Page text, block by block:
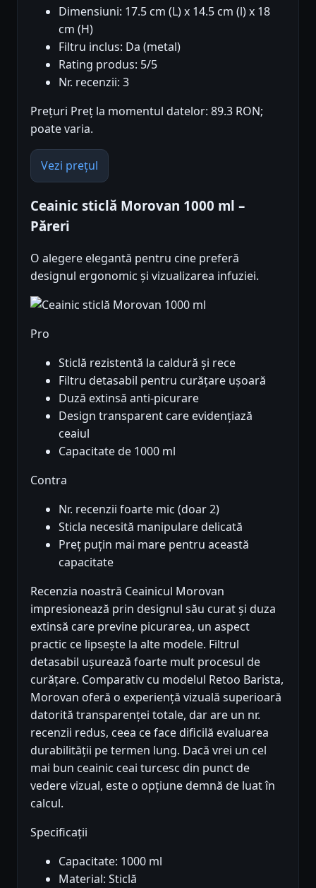
Dimensiuni: 17.5 cm (L) x 14.5 cm (l) x 18
cm (H)
Filtru inclus: Da (metal)
Rating produs: 5/5
Nr. recenzii: 3
Prețuri Preț la momentul datelor: 89.3 RON;
poate varia.
Vezi prețul
Ceainic sticlă Morovan 1000 ml –
Păreri
O alegere elegantă pentru cine preferă
designul ergonomic și vizualizarea infuziei.
Pro
Sticlă rezistentă la caldură și rece
Filtru detasabil pentru curățare ușoară
Duză extinsă anti-picurare
Design transparent care evidențiază
ceaiul
Capacitate de 1000 ml
Contra
Nr. recenzii foarte mic (doar 2)
Sticla necesită manipulare delicată
Preț puțin mai mare pentru această
capacitate
Recenzia noastră Ceainicul Morovan
impresionează prin designul său curat și duza
extinsă care previne picurarea, un aspect
practic ce lipsește la alte modele. Filtrul
detasabil ușurează foarte mult procesul de
curățare. Comparativ cu modelul Retoo Barista,
Morovan oferă o experiență vizuală superioară
datorită transparenței totale, dar are un nr.
recenzii redus, ceea ce face dificilă evaluarea
durabilității pe termen lung. Dacă vrei un cel
mai bun ceainic ceai turcesc din punct de
vedere vizual, este o opțiune demnă de luat în
calcul.
Specificații
Capacitate: 1000 ml
Material: Sticlă